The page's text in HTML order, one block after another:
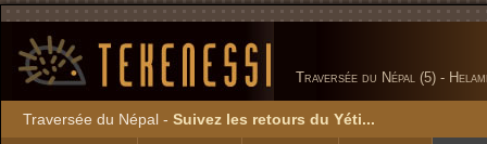
Traversée du Népal (5) -
Traversée du Népal - Suivez les retours du Yéti...